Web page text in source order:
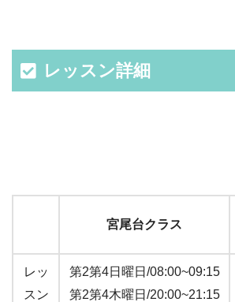
レッスン詳細
宮尾台クラス
レッ
スン
第2第4日曜日/08:00~09:15
第2第4木曜日/20:00~21:15